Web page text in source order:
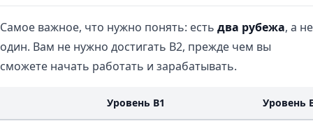
Самое важное, что нужно понять: есть два рубежа, а не
один. Вам не нужно достигать B2, прежде чем вы
сможете начать работать и зарабатывать.
Уровень B1 Уровень